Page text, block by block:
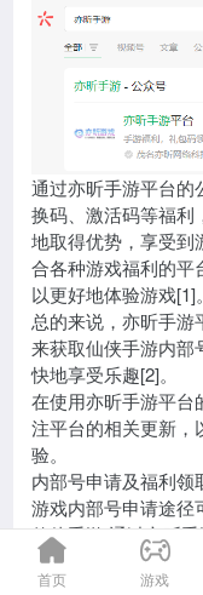
首页 游戏
通过亦昕手游平台的
换码、激活码等福利
地取得优势，享受到
合各种游戏福利的平
以更好地体验游戏[1]。
总的来说，亦昕手游
来获取仙侠手游内部
快地享受乐趣[2]。
在使用亦昕手游平台
注平台的相关更新，
验。
内部号申请及福利领
游戏内部号申请途径
仙侠手游 通过亦昕
取礼包等特殊福利
以上是关于仙侠手